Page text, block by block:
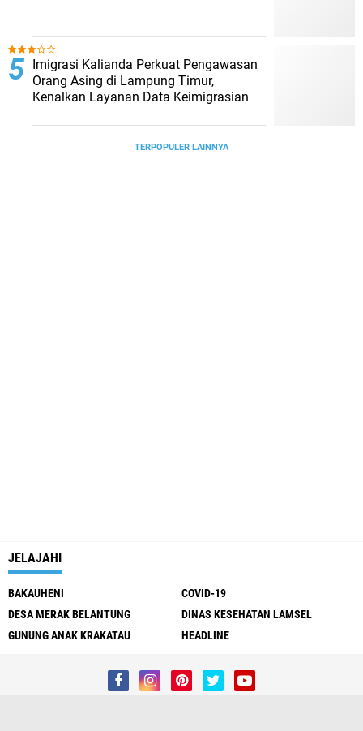
Imigrasi Kalianda Perkuat Pengawasan
Orang Asing di Lampung Timur,
Kenalkan Layanan Data Keimigrasian
TERPOPULER LAINNYA
JELAJAHI
BAKAUHENI
COVID-19
DESA MERAK BELANTUNG
DINAS KESEHATAN LAMSEL
GUNUNG ANAK KRAKATAU
HEADLINE